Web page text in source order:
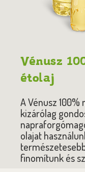
Vénusz
étolaj
A Vénusz
kizárólag
olajat
finomítunk és